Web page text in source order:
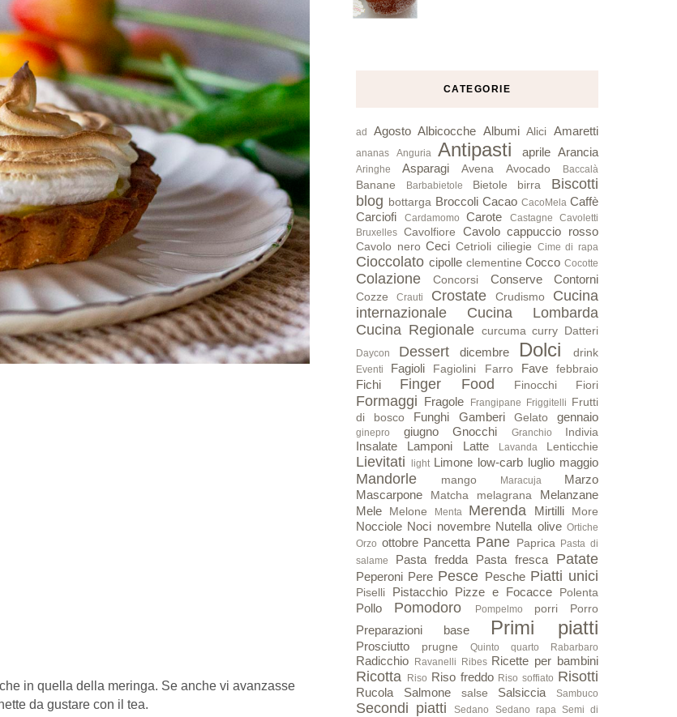
in quella della meringa. Se anche vi avanzasse
da gustare con il tea.
CATEGORIE
ad Agosto Albicocche Albumi Alici Amaretti
ananas Anguria Antipasti aprile Arancia
Aringhe Asparagi Avena Avocado Baccalà
Banane Barbabietole Bietole birra
Biscotti
blog bottarga Broccoli Cacao CacoMela Caffè
Carciofi
Cardamomo Carote Castagne
Cavoletti
Bruxelles Cavolfiore Cavolo cappuccio rosso
Cavolo nero Ceci Cetrioli ciliegie Cime di rapa
Cioccolato cipolle clementine Cocco Cocotte
Colazione Concorsi Conserve Contorni
Cozze Crauti Crostate Crudismo
Cucina
internazionale
Cucina Lombarda
Cucina Regionale
curcuma curry Datteri
Daycon Dessert dicembre Dolci drink
Eventi Fagioli Fagiolini Farro Fave febbraio
Fichi Finger Food Finocchi Fiori
Formaggi Fragole Frangipane Friggitelli Frutti
di bosco
Funghi Gamberi Gelato gennaio
ginepro giugno Gnocchi Granchio Indivia
Insalate Lamponi Latte Lavanda Lenticchie
Lievitati light Limone low-carb luglio maggio
Mandorle mango Maracuja
Marzo
Mascarpone
Matcha melagrana
Melanzane
Mele
Melone Menta Merenda Mirtilli More
Nocciole Noci novembre Nutella olive Ortiche
Orzo ottobre Pancetta Pane Paprica Pasta di
salame
Pasta fredda Pasta fresca Patate
Peperoni Pere Pesce Pesche Piatti unici
Piselli Pistacchio Pizze e Focacce Polenta
Pollo Pomodoro Pompelmo porri Porro
Preparazioni base Primi piatti
Prosciutto prugne Quinto quarto Rabarbaro
Radicchio Ravanelli Ribes Ricette per bambini
Ricotta Riso Riso freddo Riso soffiato Risotti
Rucola Salmone salse Salsiccia Sambuco
Secondi piatti Sedano Sedano rapa Semi di